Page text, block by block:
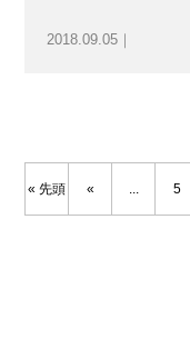
2018.09.05｜
« 先頭 « ... 5